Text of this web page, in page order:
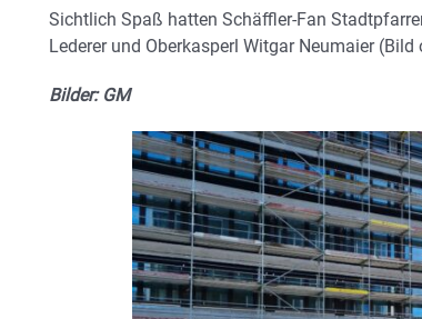
Sichtlich Spaß hatten Schäffler-Fan
Lederer und Oberkasperl Witgar Neumaier (Bild
Bilder: GM